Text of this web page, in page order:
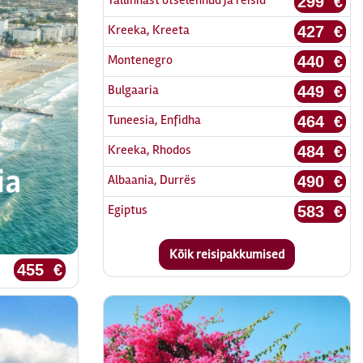
455 €
Kreeka, Kreeta 427 €
Montenegro 440 €
Bulgaaria 449 €
Tuneesia, Enfidha 464 €
Kreeka, Rhodos 484 €
Albaania, Durrës 490 €
Egiptus 583 €